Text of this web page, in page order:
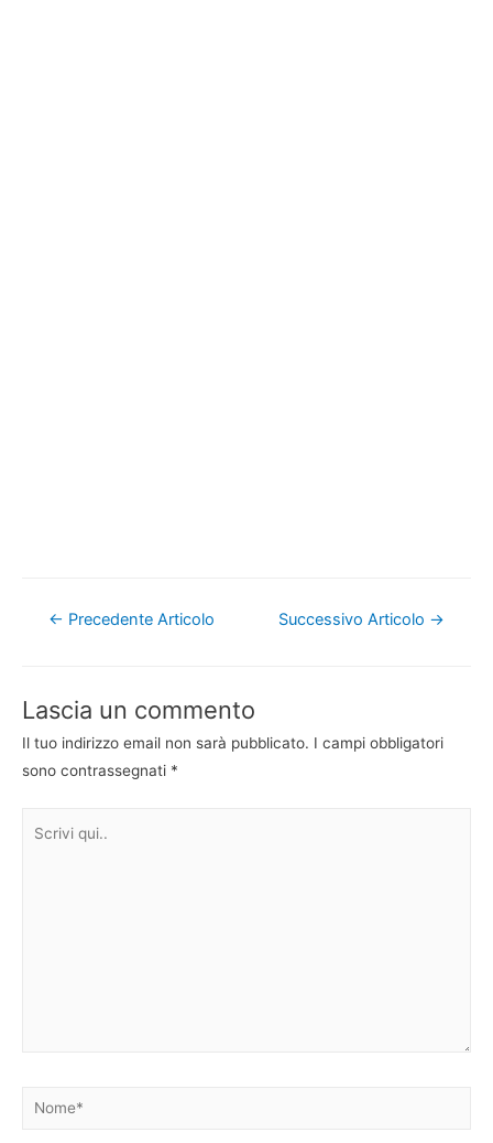
Navigazione
← Precedente Articolo Successivo Articolo →
Lascia un commento
Il tuo indirizzo email non sarà pubblicato. I campi obbligatori
sono contrassegnati *
Nome*